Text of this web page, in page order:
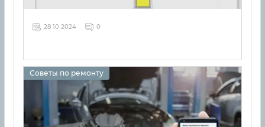
28 10 2024 0
Советы по ремонту